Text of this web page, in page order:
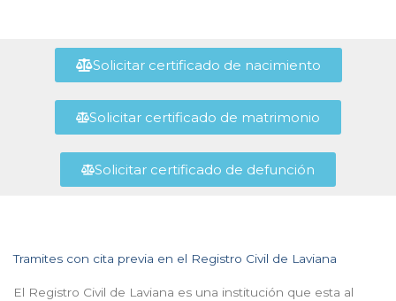
Solicitar certificado de nacimiento
Solicitar certificado de matrimonio
Solicitar certificado de defunción
Tramites con cita previa en el Registro Civil de Laviana
El Registro Civil de Laviana es una institución que esta al